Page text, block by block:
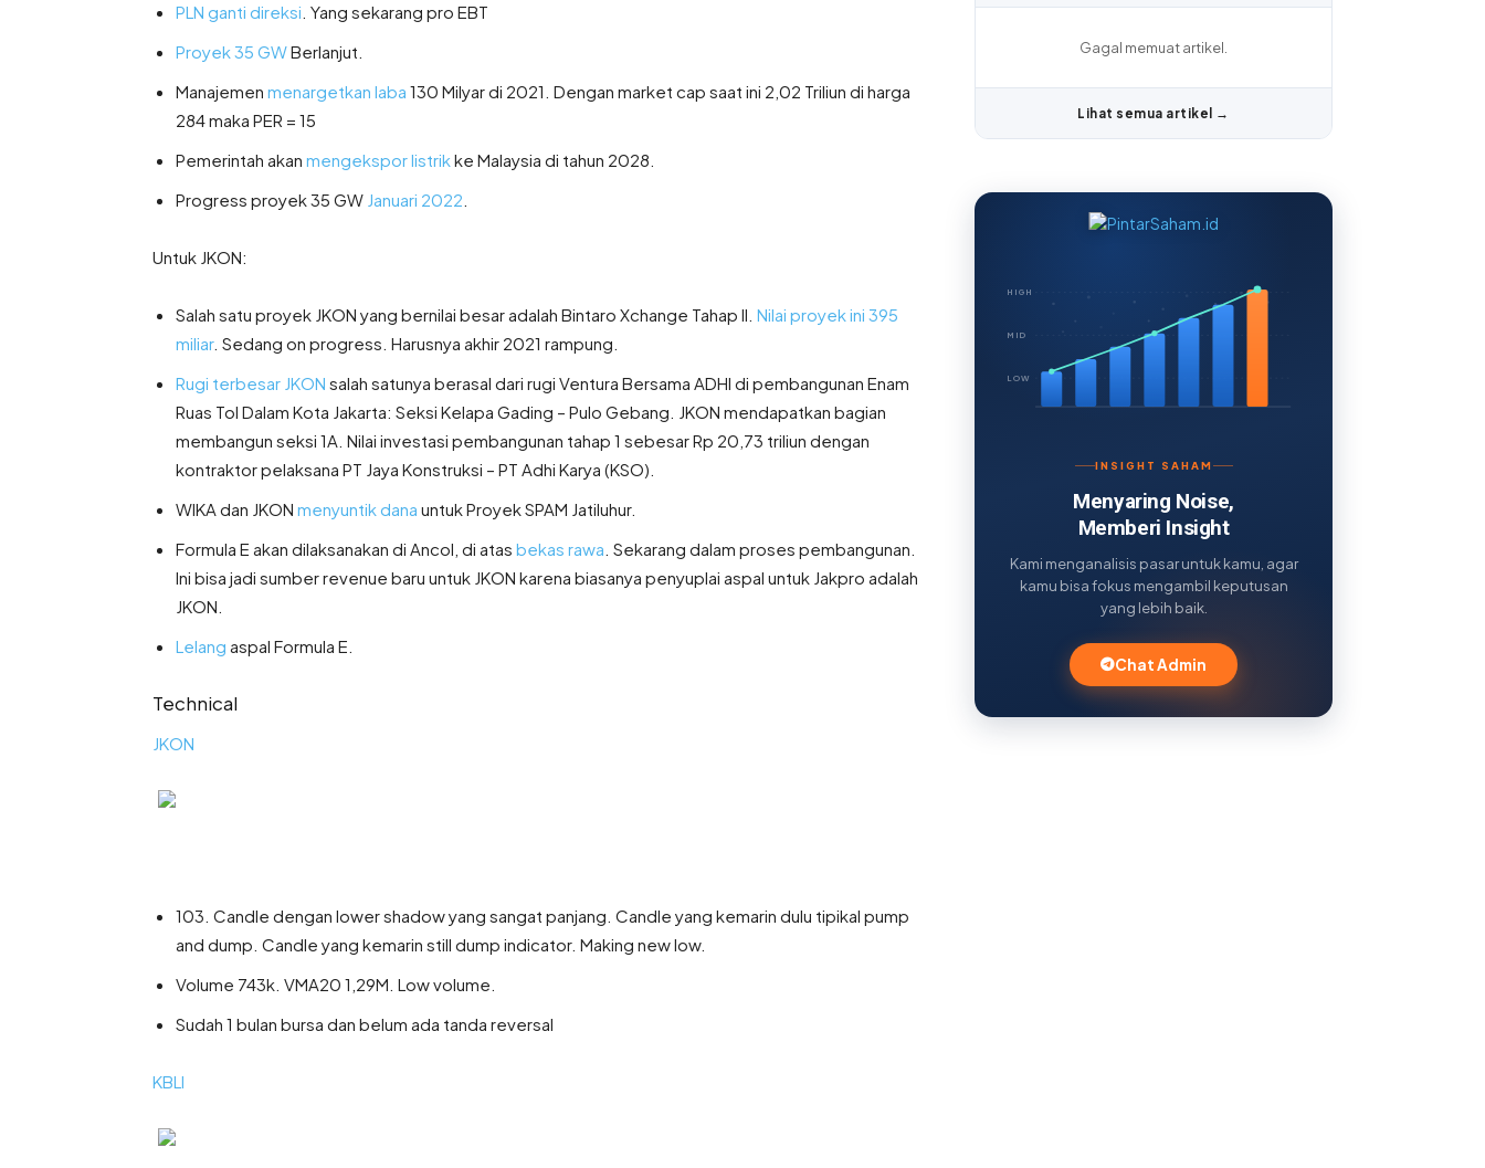
PLN ganti direksi . Yang sekarang pro EBT
Proyek 35 GWBerlanjut.
Manajemen menargetkan laba 130 Milyar di 2021. Dengan market cap saat ini 2,02 Triliun di harga
284 maka PER = 15
Pemerintah akan mengekspor listrik ke Malaysia di tahun 2028.
Progress proyek 35 GW Januari 2022
Untuk JKON:
Salah satu proyek JKON yang bernilai besar adalah Bintaro Xchange Tahap II. Nilai proyek ini 395
miliar. Sedang on progress. Harusnya akhir 2021 rampung.
Rugi terbesar JKON salah satunya berasal dari rugi Ventura Bersama ADHI di pembangunan Enam
Ruas Tol Dalam Kota Jakarta: Seksi Kelapa Gading – Pulo Gebang. JKON mendapatkan bagian
membangun seksi 1A. Nilai investasi pembangunan tahap 1 sebesar Rp 20,73 triliun dengan
kontraktor pelaksana PT Jaya Konstruksi – PT Adhi Karya (KSO).
WIKA dan JKON menyuntik dana untuk Proyek SPAM Jatiluhur.
Formula E akan dilaksanakan di Ancol, di atas bekas rawa . Sekarang dalam proses pembangunan.
Ini bisa jadi sumber revenue baru untuk JKON karena biasanya penyuplai aspal untuk Jakpro adalah
JKON.
Lelang aspal Formula E.
Technical
JKON
103. Candle dengan lower shadow yang sangat panjang. Candle yang kemarin dulu tipikal pump
and dump. Candle yang kemarin still dump indicator. Making new low.
Volume 743k. VMA20 1,29M. Low volume.
Sudah 1 bulan bursa dan belum ada tanda reversal
KBLI
Gagal memuat artikel.
Lihat semua artikel →
HIGH
MID
LOW
INSIGHT SAHAM
Menyaring Noise,
Memberi Insight
Kami menganalisis pasar untuk kamu, agar
kamu bisa fokus mengambil keputusan
yang lebih baik.
Chat Admin